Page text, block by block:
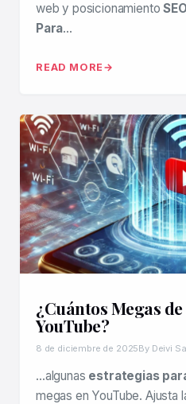
web y posicionamiento
Para…
READ MORE
¿Cuántos Megas
YouTube?
8 de diciembre de 2025By Deivi
…algunas estrategias
megas en YouTube. Ajusta